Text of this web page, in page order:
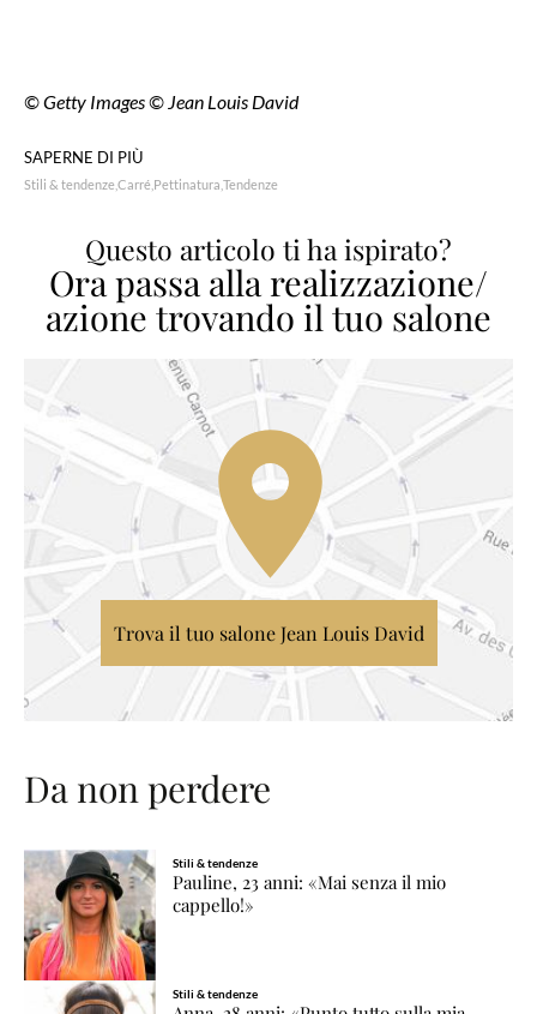
© Getty Images © Jean Louis David
SAPERNE DI PIÙ
Stili & tendenze Carré Pettinatura Tendenze
Questo articolo ti ha ispirato?
Ora passa alla realizzazione/
azione trovando il tuo salone
Trova il tuo salone Jean Louis David
Da non perdere
Stili & tendenze
Pauline, 23 anni: «Mai senza il mio
cappello!»
Stili & tendenze